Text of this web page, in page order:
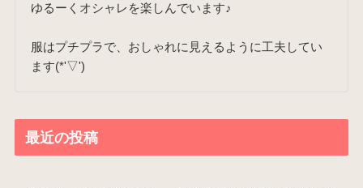
ゆるーくオシャレを楽しんでいます♪
服はプチプラで、おしゃれに見えるように工夫してい
ます(*'▽')
最近の投稿